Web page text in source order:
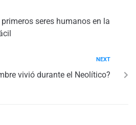
seres humanos en la
NEXT
vivió durante el Neolítico?